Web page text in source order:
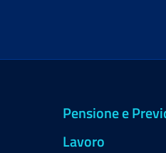
Pensione e
Lavoro